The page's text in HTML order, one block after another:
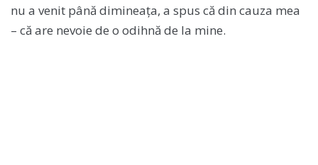
nu a venit până dimineața, a spus că din cauza mea
– că are nevoie de o odihnă de la mine.